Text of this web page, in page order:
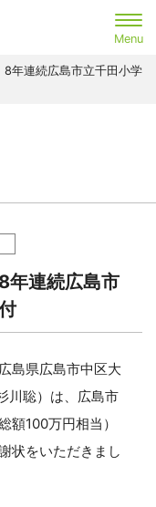
年連続広島市立千田小学
連続広島市
島県広島市中区大
川聡）は、広島市
額100万円相当）
状をいただきまし